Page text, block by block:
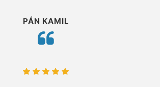
PÁN KAMIL